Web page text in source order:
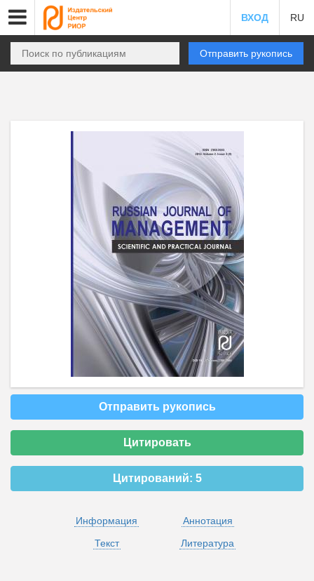
ВХОД RU
Отправить рукопись
Отправить рукопись
Цитировать
Цитирований: 5
Информация
Аннотация
Текст
Литература